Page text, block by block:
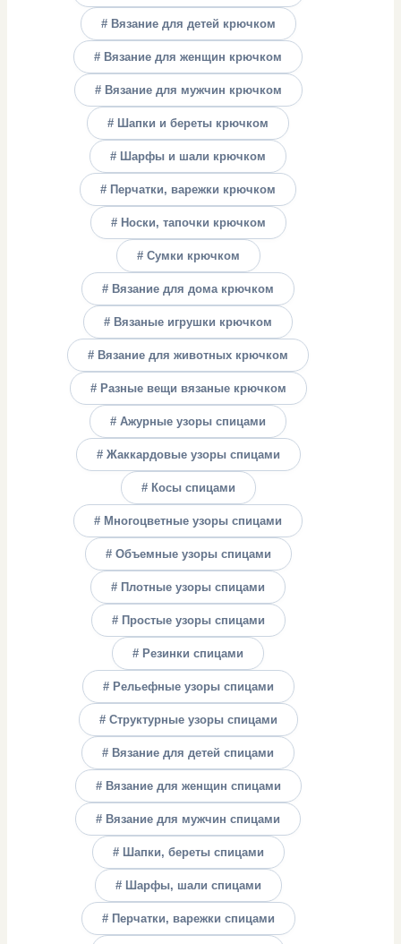
# Вязание для детей крючком
# Вязание для женщин крючком
# Вязание для мужчин крючком
# Шапки и береты крючком
# Шарфы и шали крючком
# Перчатки, варежки крючком
# Носки, тапочки крючком
# Сумки крючком
# Вязание для дома крючком
# Вязаные игрушки крючком
# Вязание для животных крючком
# Разные вещи вязаные крючком
# Ажурные узоры спицами
# Жаккардовые узоры спицами
# Косы спицами
# Многоцветные узоры спицами
# Объемные узоры спицами
# Плотные узоры спицами
# Простые узоры спицами
# Резинки спицами
# Рельефные узоры спицами
# Структурные узоры спицами
# Вязание для детей спицами
# Вязание для женщин спицами
# Вязание для мужчин спицами
# Шапки, береты спицами
# Шарфы, шали спицами
# Перчатки, варежки спицами